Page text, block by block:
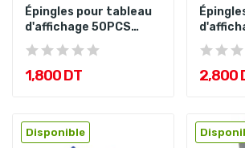
Épingles pour tableau
d'affichage 50PCS
Couleurs
1,800 DT
Couleurs
2,800
Disponible